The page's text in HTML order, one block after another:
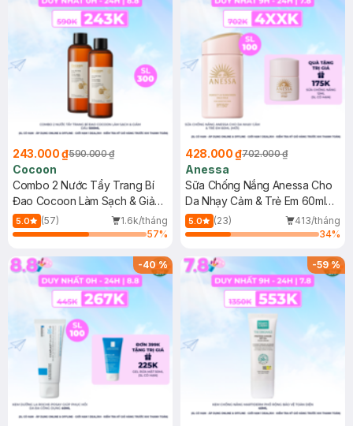
243.000 ₫590.000 ₫
Cocoon
Combo 2 Nước Tẩy Trang Bí
Đao Cocoon Làm Sạch & Giảm
Dầu 500ml
5.0 (57)
1.6k/tháng
57%
428.000 ₫702.000 ₫
Anessa
Sữa Chống Nắng Anessa Cho
Da Nhạy Cảm & Trẻ Em 60ml
(Mới)
5.0 (23)
413/tháng
34%
-40% -59%